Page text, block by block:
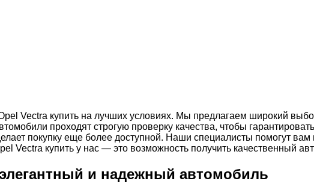
Vectra купить на лучших условиях. Мы предлагаем широкий
проходят строгую проверку качества, чтобы
покупку еще более доступной. Наши специалисты помогут
Vectra купить у нас — это возможность получить качественный
и надежный автомобиль